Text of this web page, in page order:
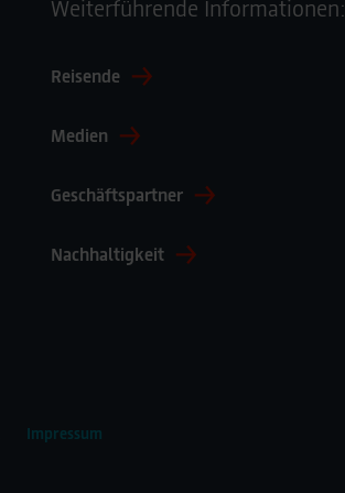
Weiterführende Informationen:
Reisende
Medien
Geschäftspartner
Nachhaltigkeit
Impressum